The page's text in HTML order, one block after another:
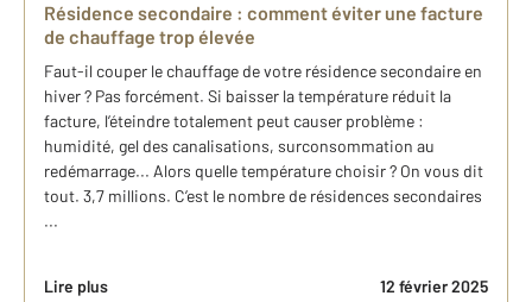
Résidence secondaire : comment éviter une facture
de chauffage trop élevée
Faut-il couper le chauffage de votre résidence secondaire en
hiver ? Pas forcément. Si baisser la température réduit la
facture, l’éteindre totalement peut causer problème :
humidité, gel des canalisations, surconsommation au
redémarrage... Alors quelle température choisir ? On vous dit
tout. 3,7 millions. C’est le nombre de résidences secondaires
...
Lire plus 12 février 2025